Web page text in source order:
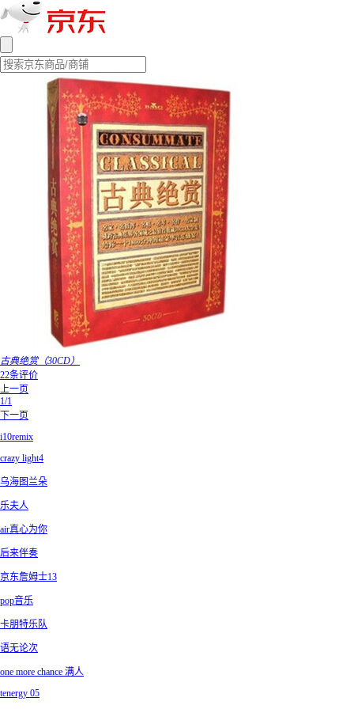
古典绝赏（30CD）
22条评价
上一页
1/1
下一页
i10remix
crazy light4
乌海图兰朵
乐夫人
air真心为你
后来伴奏
京东詹姆士13
pop音乐
卡朋特乐队
语无论次
one more chance 满人
tenergy 05